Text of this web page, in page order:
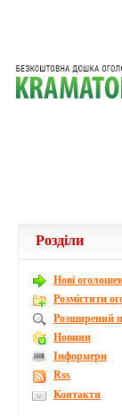
Розділи
Новi
Розмістити
Розширений
Новини
Інформери
Rss
Контакти